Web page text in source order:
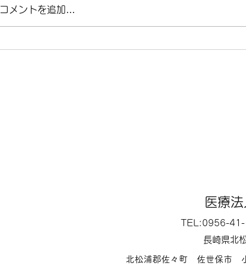
診です。 11日（山の日）祝日に
8月20日（木曜）第3木曜日のた
の診療にな
コメントを追加…
医療
TEL:0956-
長崎県北
北松浦郡佐々町 佐世保市